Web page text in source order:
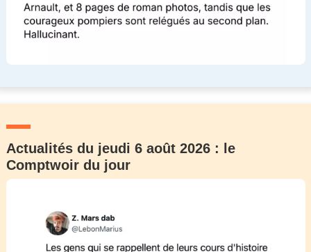
Actualités du jeudi 6 août 2026 : le
Comptwoir du jour